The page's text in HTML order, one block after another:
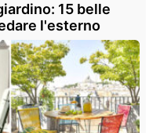
15 belle
l'esterno